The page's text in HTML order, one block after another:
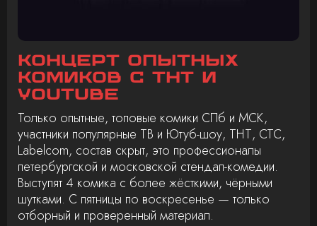
Концерт опытных
комиков с ТНТ и
Youtube
Только опытные, топовые комики СПб и МСК,
участники популярные ТВ и Ютуб-шоу, ТНТ, СТС,
Labelcom, состав скрыт, это профессионалы
петербургской и московской стендап-комедии.
Выступят 4 комика с более жёсткими, чёрными
шутками. С пятницы по воскресенье — только
отборный и проверенный материал.